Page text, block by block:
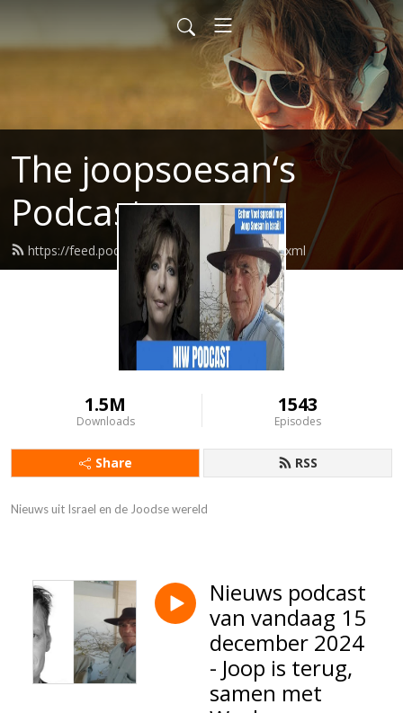
The joopsoesan‘s
Podcast
https://feed.podbean.com/joopsoesan/feed.xml
1.5M
Downloads
1543
Episodes
Share RSS
Nieuws uit Israel en de Joodse wereld
Nieuws podcast
van vandaag 15
december 2024
- Joop is terug,
samen met